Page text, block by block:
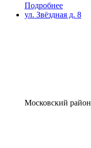
Подробнее
ул. Звёздная д. 8
Московский район